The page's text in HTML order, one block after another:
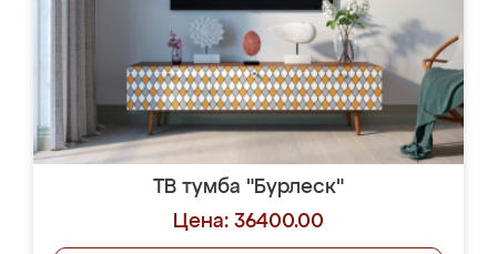
ТВ тумба "Бурлеск"
Цена: 36400.00